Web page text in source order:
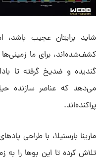
شاید برایتان عجیب باشد،
کشف‌شده‌اند، برای ما
گندیده و ضدیخ گرفته تا
می‌دهد که عناصر سازنده
پراکنده‌اند.
مارینا بارسنیلا، با طراحی
تلاش کرده تا این بوها را به